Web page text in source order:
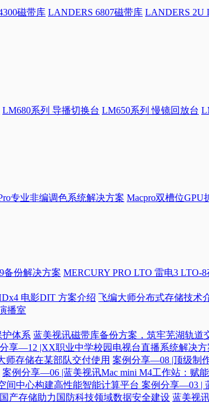
磁带库 LANDERS 6807磁带库 LANDERS 2U
LM680系列 导播切换台 LM650系列 慢镜回放台
专业非编调色系统解决方案 Macpro双槽位GPU
备份解决方案 MERCURY PRO LTO 雷电3 LTO-
电影DIT 方案介绍 飞编大师分布式存储技术
播室
体系 蓝美视讯磁带库备份方案，筑牢芜湖轨道
享—12 |XX职业中学校园电视台直播系统解决方
师存储在某部队交付使用 案例分享—08 |顶级制
案例分享—06 |蓝美视讯Mac mini M4工作站：赋
间中心构建高性能智能计算平台​ 案例分享—03 |
产存储助力国防科技领域数据安全建设 蓝美视